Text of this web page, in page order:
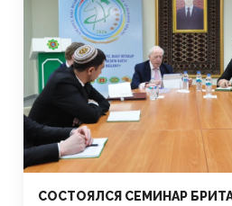
СОСТОЯЛСЯ СЕМИНАР